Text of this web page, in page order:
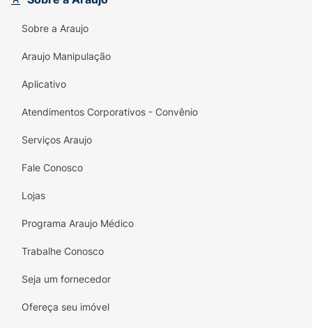
Sobre a Araujo
Araujo Manipulação
Aplicativo
Atendimentos Corporativos - Convênio
Serviços Araujo
Fale Conosco
Lojas
Programa Araujo Médico
Trabalhe Conosco
Seja um fornecedor
Ofereça seu imóvel